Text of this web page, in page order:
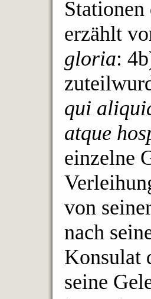
erzählt
gloria:
qui
atque
einzelne
von
nach
Konsulat
seine